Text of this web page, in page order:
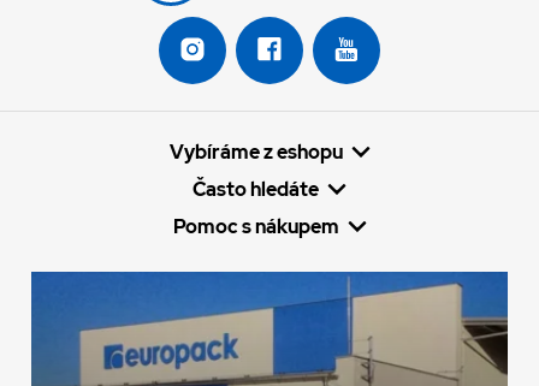
Vybíráme z eshopu
Často hledáte
Pomoc s nákupem